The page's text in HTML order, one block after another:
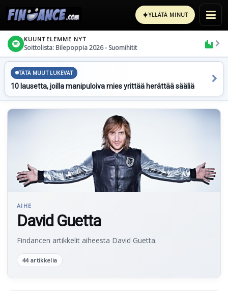
✦YLLÄTÄ MINUT
KUUNTELEMME NYT
Soittolista: Bilepoppia 2026 - Suomihitit
TÄTÄ MUUT LUKEVAT
10 lausetta, joilla manipuloiva mies yrittää herättää sääliä
AIHE
David Guetta
Findancen artikkelit aiheesta David Guetta.
44 artikkelia